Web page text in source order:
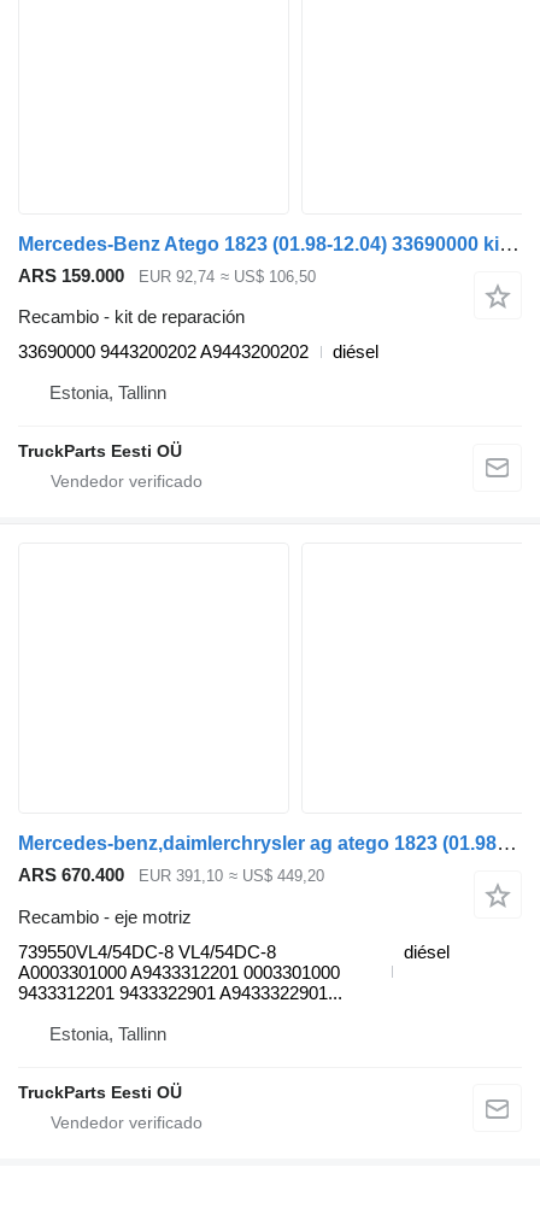
Mercedes-Benz Atego 1823 (01.98-12.04) 33690000 kit de reparación para Mercedes-Benz Atego, Atego 2, Atego 3 (1996-) cabeza tractora
ARS 159.000 EUR 92,74 ≈ US$ 106,50
Recambio - kit de reparación
33690000 9443200202 A9443200202
diésel
Estonia, Tallinn
TruckParts Eesti OÜ
Mercedes-benz,daimlerchrysler ag atego 1823 (01.98-12.04) 739550VL4/54DC-8 eje motriz para Mercedes-Benz Atego, Atego 2, Atego 3 (1996-) cabeza tractora
ARS 670.400 EUR 391,10 ≈ US$ 449,20
Recambio - eje motriz
739550VL4/54DC-8 VL4/54DC-8
A0003301000 A9433312201 0003301000
9433312201 9433322901 A9433322901...
diésel
Estonia, Tallinn
TruckParts Eesti OÜ